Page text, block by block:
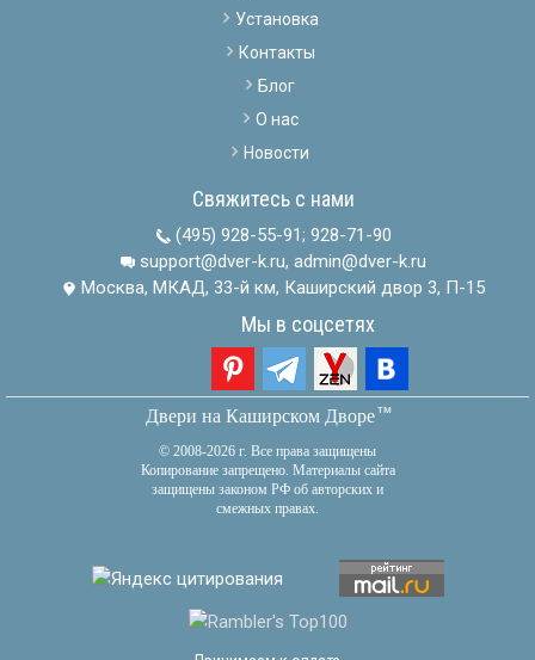
Установка
Контакты
Блог
О нас
Новости
Свяжитесь с нами
(495) 928-55-91; 928-71-90
support@dver-k.ru, admin@dver-k.ru
Москва, МКАД, 33-й км, Каширский двор 3, П-15
Мы в соцсетях
Двери на Каширском Дворетм
© 2008-2026 г. Все права защищены
Копирование запрещено. Материалы сайта
защищены законом РФ об авторских и
смежных правах.